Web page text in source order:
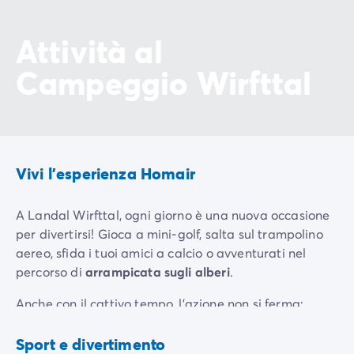
Vivi l'esperienza Homair
A Landal Wirfttal, ogni giorno è una nuova occasione
per divertirsi! Gioca a mini-golf, salta sul trampolino
aereo, sfida i tuoi amici a calcio o avventurati nel
percorso di arrampicata sugli alberi.
Anche con il cattivo tempo, l'azione non si ferma:
l'avventura!
Sport e divertimento
Aera
giocchi